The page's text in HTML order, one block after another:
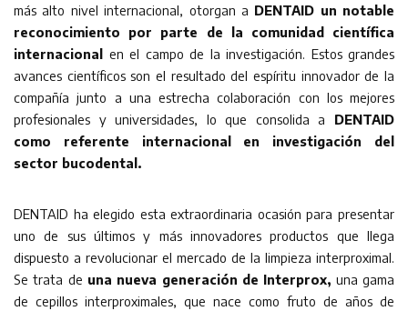
más alto nivel internacional, otorgan a DENTAID un notable
reconocimiento por parte de la comunidad científica
internacional en el campo de la investigación. Estos grandes
avances científicos son el resultado del espíritu innovador de la
compañía junto a una estrecha colaboración con los mejores
profesionales y universidades, lo que consolida a DENTAID
como referente internacional en investigación del
sector bucodental.
DENTAID ha elegido esta extraordinaria ocasión para presentar
uno de sus últimos y más innovadores productos que llega
dispuesto a revolucionar el mercado de la limpieza interproximal.
Se trata de una nueva generación de Interprox, una gama
de cepillos interproximales, que nace como fruto de años de